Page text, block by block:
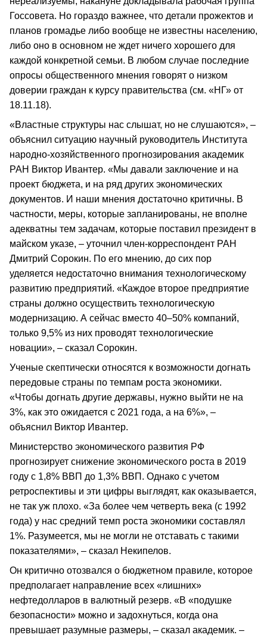
Госсовета. Но гораздо важнее, что детали прожектов и
планов громадье либо вообще не известны населению,
либо оно в основном не ждет ничего хорошего для
каждой конкретной семьи. В любом случае последние
опросы общественного мнения говорят о низком
доверии граждан к курсу правительства (см. «НГ» от
18.11.18).
«Властные структуры нас слышат, но не слушаются», –
объяснил ситуацию научный руководитель Института
народно-хозяйственного прогнозирования академик
РАН Виктор Ивантер. «Мы давали заключение и на
проект бюджета, и на ряд других экономических
документов. И наши мнения достаточно критичны. В
частности, меры, которые запланированы, не вполне
адекватны тем задачам, которые поставил президент в
майском указе, – уточнил член-корреспондент РАН
Дмитрий Сорокин. По его мнению, до сих пор
уделяется недостаточно внимания технологическому
развитию предприятий. «Каждое второе предприятие
страны должно осуществить технологическую
модернизацию. А сейчас вместо 40–50% компаний,
только 9,5% из них проводят технологические
новации», – сказал Сорокин.
Ученые скептически относятся к возможности догнать
передовые страны по темпам роста экономики.
«Чтобы догнать другие державы, нужно выйти не на
3%, как это ожидается с 2021 года, а на 6%», –
объяснил Виктор Ивантер.
Министерство экономического развития РФ
прогнозирует снижение экономического роста в 2019
году с 1,8% ВВП до 1,3% ВВП. Однако с учетом
ретроспективы и эти цифры выглядят, как оказывается,
не так уж плохо. «За более чем четверть века (с 1992
года) у нас средний темп роста экономики составлял
1%. Разумеется, мы не могли не отставать с такими
показателями», – сказал Некипелов.
Он критично отозвался о бюджетном правиле, которое
предполагает направление всех «лишних»
нефтедолларов в валютный резерв. «В «подушке
безопасности» можно и задохнуться, когда она
превышает разумные размеры, – сказал академик. –